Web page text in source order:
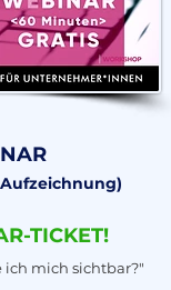
TICKET!
ich mich sichtbar?"